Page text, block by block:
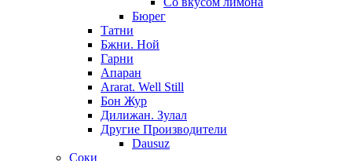
Бюрег
Татни
Бжни. Ной
Гарни
Апаран
Ararat. Well Still
Бон Жур
Дилижан. Зулал
Другие Производители
Dausuz
Соки